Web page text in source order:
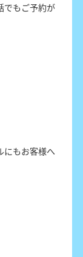
でもご予約が
にもお客様へ